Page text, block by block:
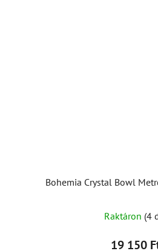
Bohemia Crystal Bowl
Raktáron (4
19 150